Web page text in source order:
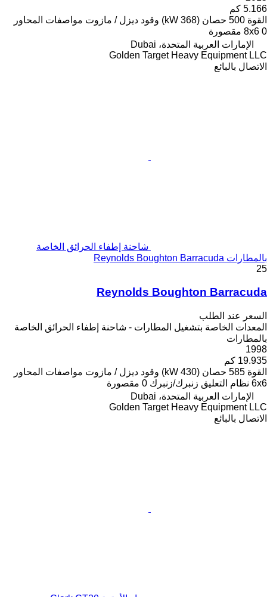
5.166 كم
القوة 500 حصان (368 kW) وقود ديزل / مازوت مواصفات المحاور
8x6 0 مقصورة
الإمارات العربية المتحدة، Dubai
Golden Target Heavy Equipment LLC
الاتصال بالبائع
شاحنة إطفاء الحرائق الخاصة
بالمطارات Reynolds Boughton Barracuda
25
Reynolds Boughton Barracuda
السعر عند الطلب
المعدات الخاصة بتشغيل المطارات - شاحنة إطفاء الحرائق الخاصة
بالمطارات
1998
19.935 كم
القوة 585 حصان (430 kW) وقود ديزل / مازوت مواصفات المحاور
6x6 نظام التعليق زنبرك/زنبرك 0 مقصورة
الإمارات العربية المتحدة، Dubai
Golden Target Heavy Equipment LLC
الاتصال بالبائع